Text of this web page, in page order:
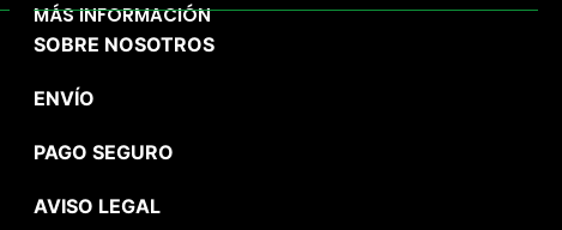
MÁS INFORMACIÓN
SOBRE NOSOTROS
ENVÍO
PAGO SEGURO
AVISO LEGAL